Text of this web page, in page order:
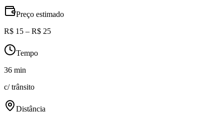
Preço estimado
R$ 15 – R$ 25
Tempo
36 min
c/ trânsito
Distância